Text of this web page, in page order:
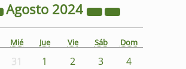
Agosto 2024
Mié Jue Vie Sáb Dom
31 1 2 3
4